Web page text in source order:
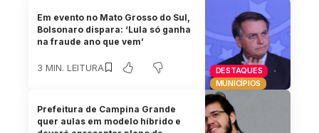
DESTAQUES
MUNICÍPIOS
Em evento no Mato Grosso do Sul,
Bolsonaro dispara: ‘Lula só ganha
na fraude ano que vem’
3 MIN. LEITURA
Prefeitura de Campina Grande
quer aulas em modelo híbrido e